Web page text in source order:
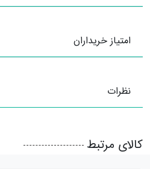
امتیاز خریداران
نظرات
کالای مرتبط